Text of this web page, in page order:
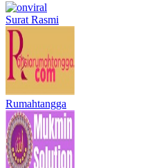
Surat Rasmi
Rumahtangga